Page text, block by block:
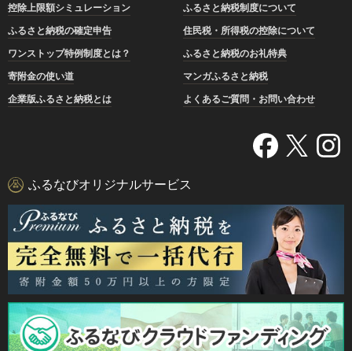
控除上限額シミュレーション
ふるさと納税制度について
ふるさと納税の確定申告
住民税・所得税の控除について
ワンストップ特例制度とは？
ふるさと納税のお礼特典
寄附金の使い道
マンガふるさと納税
企業版ふるさと納税とは
よくあるご質問・お問い合わせ
ふるなびオリジナルサービス